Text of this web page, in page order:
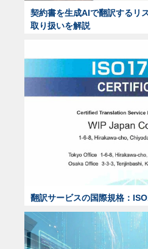
契約書を生成AIで翻訳するリ
取り扱いを解説
翻訳サービスの国際規格：